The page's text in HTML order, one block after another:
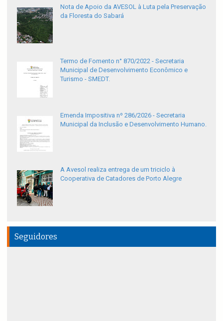
Nota de Apoio da AVESOL à Luta pela Preservação
da Floresta do Sabará
Termo de Fomento n° 870/2022 - Secretaria
Municipal de Desenvolvimento Econômico e
Turismo - SMEDT.
Emenda Impositiva nº 286/2026 - Secretaria
Municipal da Inclusão e Desenvolvimento Humano.
A Avesol realiza entrega de um triciclo à
Cooperativa de Catadores de Porto Alegre
Seguidores